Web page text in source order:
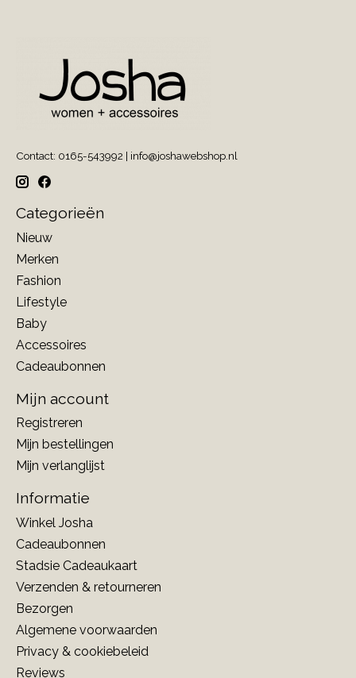
Contact: 0165-543992 | info@joshawebshop.nl
Categorieën
Nieuw
Merken
Fashion
Lifestyle
Baby
Accessoires
Cadeaubonnen
Mijn account
Registreren
Mijn bestellingen
Mijn verlanglijst
Informatie
Winkel Josha
Cadeaubonnen
Stadsie Cadeaukaart
Verzenden & retourneren
Bezorgen
Algemene voorwaarden
Privacy & cookiebeleid
Reviews